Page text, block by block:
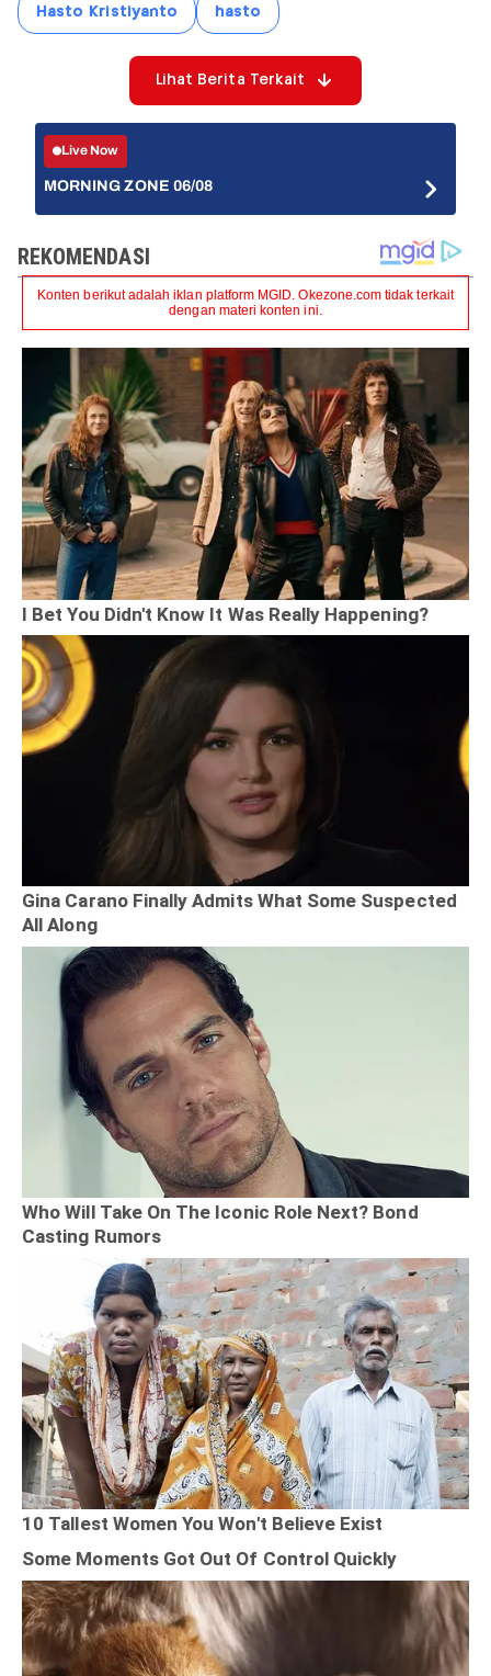
Hasto Kristiyanto hasto
Lihat Berita Terkait
Live Now
MORNING ZONE 06/08